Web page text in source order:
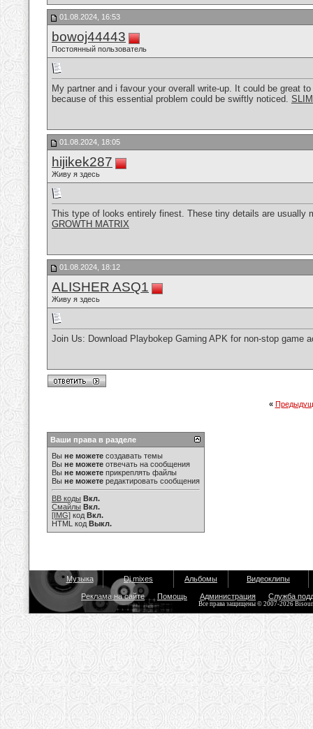
01.08.2024, 16:53
bowoj44443
Постоянный пользователь
My partner and i favour your overall write-up. It could be great
because of this essential problem could be swiftly noticed.
01.08.2024, 18:05
hijikek287
Живу я здесь
This type of looks entirely finest. These tiny details are
GROWTH MATRIX
01.08.2024, 18:12
ALISHER ASQ1
Живу я здесь
Join Us: Download Playbokep Gaming APK for non-stop game
«
Ваши права в разделе
Вы не можете создавать темы
Вы не можете отвечать на сообщения
Вы не можете прикреплять файлы
Вы не можете редактировать сообщения
BB коды Вкл.
Смайлы Вкл.
[IMG] код Вкл.
HTML код Выкл.
Музыка Dj mixes Альбомы Видеоклипы
Реклама на сайте Помощь Администрация Служба
Все права защищены © 2007-2026